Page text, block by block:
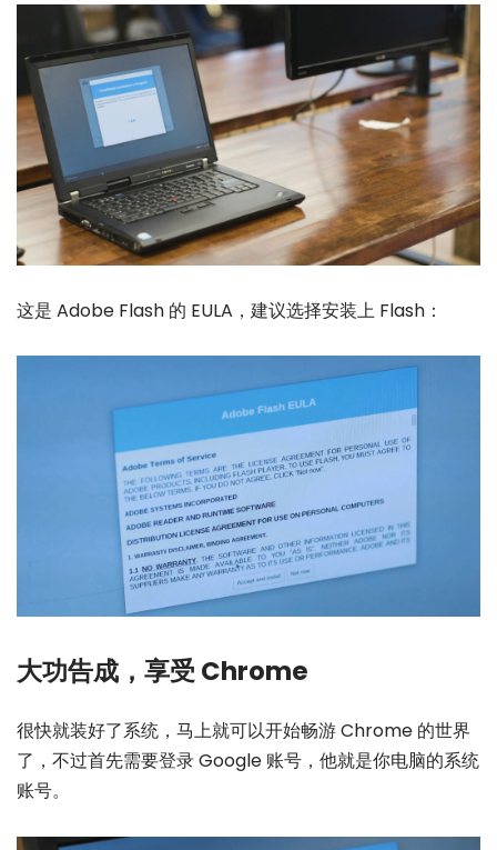
这是 Adobe Flash 的 EULA，建议选择安装上 Flash：
大功告成，享受 Chrome
很快就装好了系统，马上就可以开始畅游 Chrome 的世界
了，不过首先需要登录 Google 账号，他就是你电脑的系统
账号。